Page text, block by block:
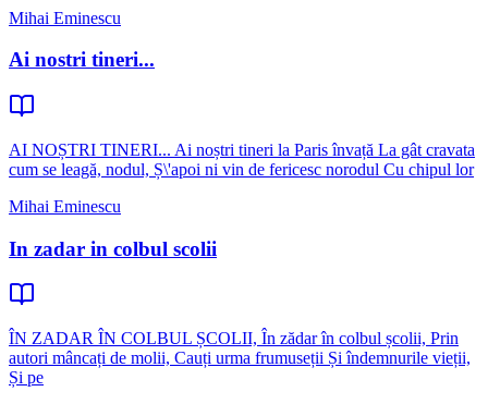
Mihai Eminescu
Ai nostri tineri...
AI NOȘTRI TINERI... Ai noștri tineri la Paris învață La gât cravata
cum se leagă, nodul, Ș\'apoi ni vin de fericesc norodul Cu chipul lor
Mihai Eminescu
In zadar in colbul scolii
ÎN ZADAR ÎN COLBUL ȘCOLII, În zădar în colbul școlii, Prin
autori mâncați de molii, Cauți urma frumuseții Și îndemnurile vieții,
Și pe